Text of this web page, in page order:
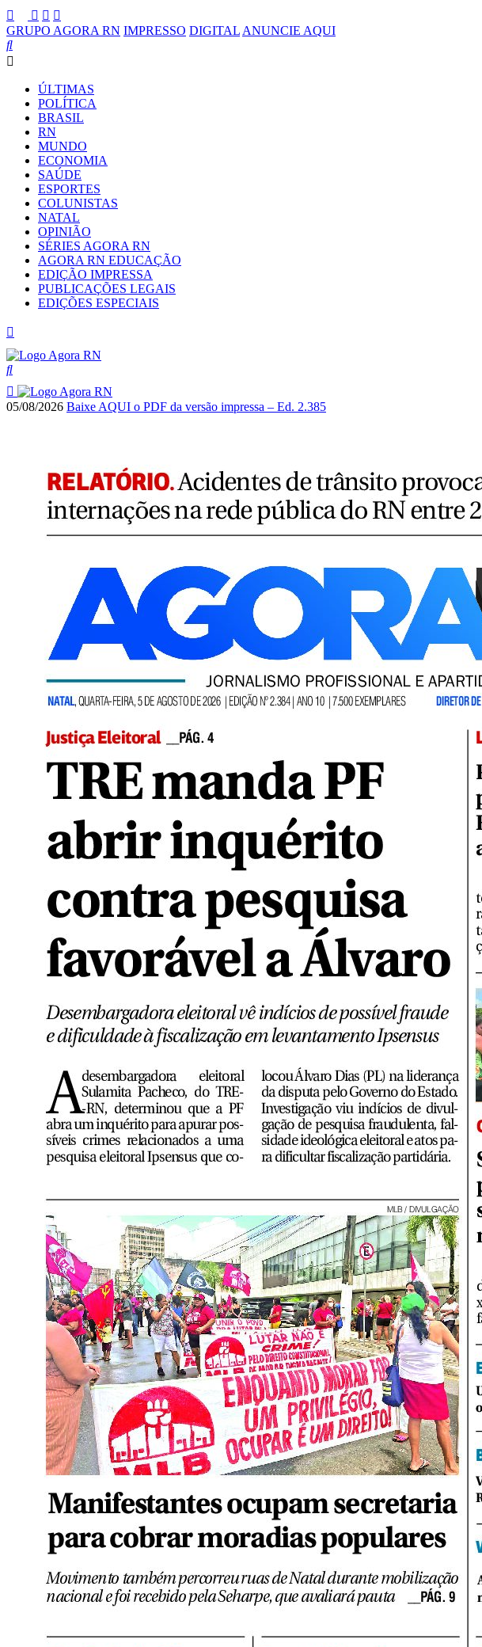
GRUPO AGORA RN IMPRESSO DIGITAL ANUNCIE AQUI
ÚLTIMAS
POLÍTICA
BRASIL
RN
MUNDO
ECONOMIA
SAÚDE
ESPORTES
COLUNISTAS
NATAL
OPINIÃO
SÉRIES AGORA RN
AGORA RN EDUCAÇÃO
EDIÇÃO IMPRESSA
PUBLICAÇÕES LEGAIS
EDIÇÕES ESPECIAIS
05/08/2026 Baixe AQUI o PDF da versão impressa – Ed. 2.385